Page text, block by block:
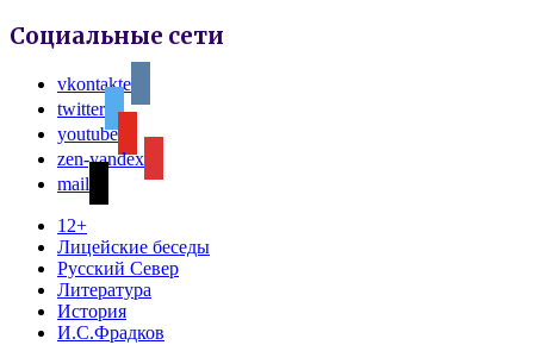
Социальные сети
vkontakte
twitter
youtube
zen-yandex
mail
12+
Лицейские беседы
Русский Север
Литература
История
И.С.Фрадков